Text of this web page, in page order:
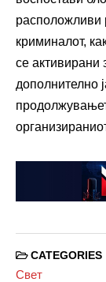
расположливи
криминалот,
се активирани
дополнително
CATEGORIES
Свет